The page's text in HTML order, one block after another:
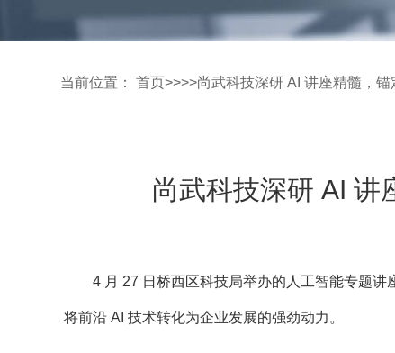
当前位置：首页>>>>尚武科技深研 AI 讲座精髓，
尚武科技深研 AI 讲
4 月 27 日桥西区科技局举办的人工智能专题讲
将前沿 AI 技术转化为企业发展的强劲动力。